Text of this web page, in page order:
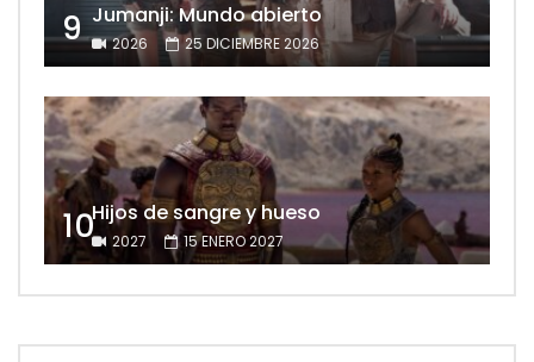
9 Jumanji: Mundo abierto
2026 25 DICIEMBRE 2026
10Hijos de sangre y hueso
2027 15 ENERO 2027